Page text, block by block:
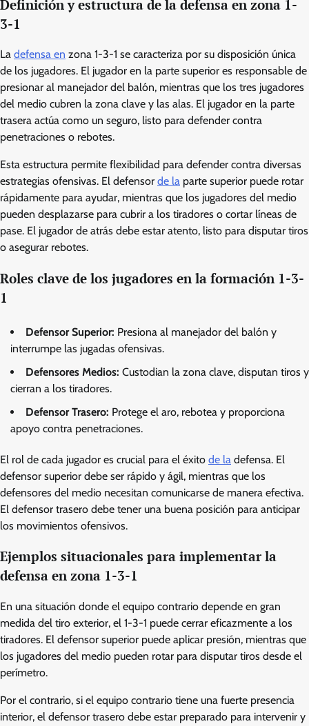
Definición y estructura de la defensa en zona 1-
3-1
La defensa en zona 1-3-1 se caracteriza por su disposición única
de los jugadores. El jugador en la parte superior es responsable de
presionar al manejador del balón, mientras que los tres jugadores
del medio cubren la zona clave y las alas. El jugador en la parte
trasera actúa como un seguro, listo para defender contra
penetraciones o rebotes.
Esta estructura permite flexibilidad para defender contra diversas
estrategias ofensivas. El defensor de la parte superior puede rotar
rápidamente para ayudar, mientras que los jugadores del medio
pueden desplazarse para cubrir a los tiradores o cortar líneas de
pase. El jugador de atrás debe estar atento, listo para disputar tiros
o asegurar rebotes.
Roles clave de los jugadores en la formación 1-3-
1
Defensor Superior: Presiona al manejador del balón y
interrumpe las jugadas ofensivas.
Defensores Medios: Custodian la zona clave, disputan tiros y
cierran a los tiradores.
Defensor Trasero: Protege el aro, rebotea y proporciona
apoyo contra penetraciones.
El rol de cada jugador es crucial para el éxito de la defensa. El
defensor superior debe ser rápido y ágil, mientras que los
defensores del medio necesitan comunicarse de manera efectiva.
El defensor trasero debe tener una buena posición para anticipar
los movimientos ofensivos.
Ejemplos situacionales para implementar la
defensa en zona 1-3-1
En una situación donde el equipo contrario depende en gran
medida del tiro exterior, el 1-3-1 puede cerrar eficazmente a los
tiradores. El defensor superior puede aplicar presión, mientras que
los jugadores del medio pueden rotar para disputar tiros desde el
perímetro.
Por el contrario, si el equipo contrario tiene una fuerte presencia
interior, el defensor trasero debe estar preparado para intervenir y